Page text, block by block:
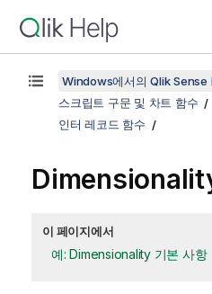
Windows에서의 Qlik
스크립트 구문 및 차트 함수
인터 레코드 함수
이 페이지에서
예: Dimensionality 기본 사항